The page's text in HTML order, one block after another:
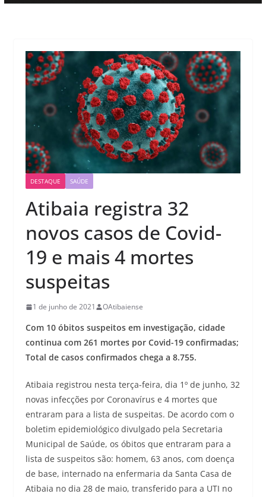
DESTAQUE SAÚDE
Atibaia registra 32
novos casos de Covid-
19 e mais 4 mortes
suspeitas
1 de junho de 2021 OAtibaiense
Com 10 óbitos suspeitos em investigação, cidade
continua com 261 mortes por Covid-19 confirmadas;
Total de casos confirmados chega a 8.755.
Atibaia registrou nesta terça-feira, dia 1º de junho, 32
novas infecções por Coronavírus e 4 mortes que
entraram para a lista de suspeitas. De acordo com o
boletim epidemiológico divulgado pela Secretaria
Municipal de Saúde, os óbitos que entraram para a
lista de suspeitos são: homem, 63 anos, com doença
de base, internado na enfermaria da Santa Casa de
Atibaia no dia 28 de maio, transferido para a UTI no